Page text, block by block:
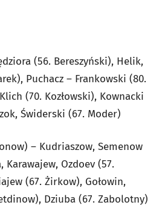
(56. Bereszyński), Helik,
Puchacz – Frankowski (80.
(70. Kozłowski), Kownacki
Świderski (67. Moder)
– Kudriaszow, Semenow
Ozdoev (57.
(67. Żirkow), Gołowin,
Dziuba (67. Zabolotny)